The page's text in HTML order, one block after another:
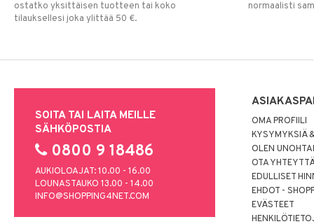
ostatko yksittäisen tuotteen tai koko
tilauksellesi joka ylittää 50 €.
normaalisti
SOITA TAI LAITA MEILLE
SÄHKÖPOSTIA
0800 9 18486
AUKIOLOAJAT: 10.00 - 16.00
LOUNASTAUKO 13.00 - 14.00
INFO@SHOPPING4NET.COM
OMA PROFIILI
KYSYMYKSIÄ
OLEN
OTA
EDULLISET
EHDOT -
EVÄSTEET